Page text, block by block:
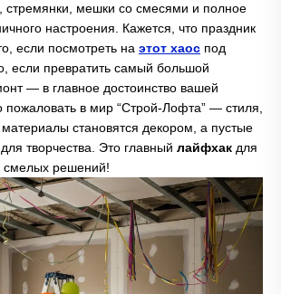
стремянки, мешки со смесями и полное
настроения. Кажется, что праздник
если посмотреть на этот хаос под
если превратить самый большой
— в главное достоинство вашей
пожаловать в мир “Строй-Лофта” — стиля,
материалы становятся декором, а пустые
творчества. Это главный лайфхак для
смелых решений!